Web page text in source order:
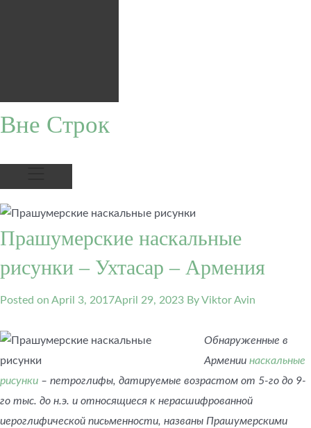
Вне Строк
Прашумерские наскальные
рисунки – Ухтасар – Армения
Posted on April 3, 2017April 29, 2023 By Viktor Avin
Обнаруженные в
Армении наскальные
рисунки – петроглифы, датируемые возрастом от 5-го до 9-
го тыс. до н.э. и относящиеся к нерасшифрованной
иероглифической письменности, названы Прашумерскими